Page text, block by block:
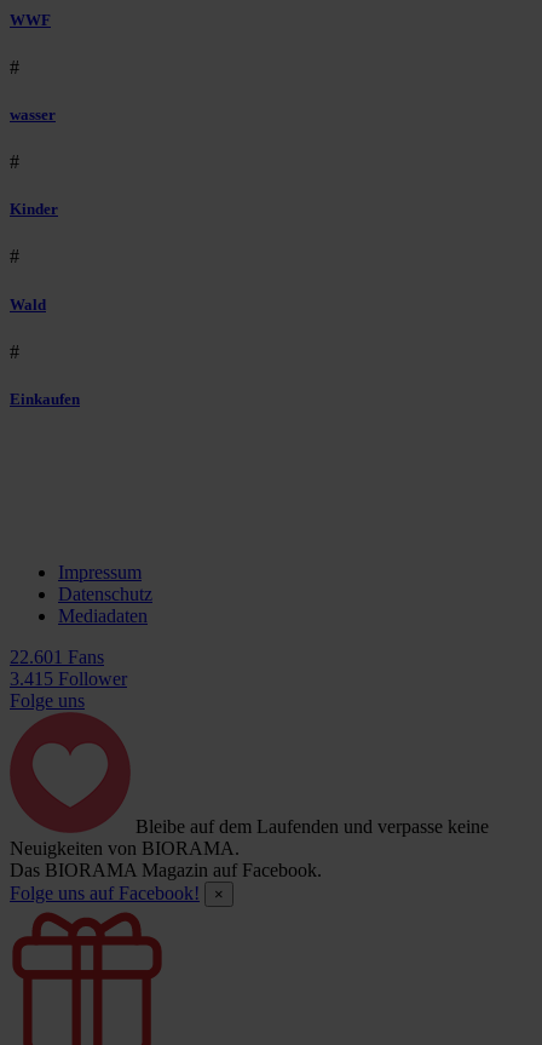
WWF
#
wasser
#
Kinder
#
Wald
#
Einkaufen
Impressum
Datenschutz
Mediadaten
22.601 Fans
3.415 Follower
Folge uns
Bleibe auf dem Laufenden und verpasse keine
Neuigkeiten von BIORAMA.
Das BIORAMA Magazin auf Facebook.
Folge uns auf Facebook!
×